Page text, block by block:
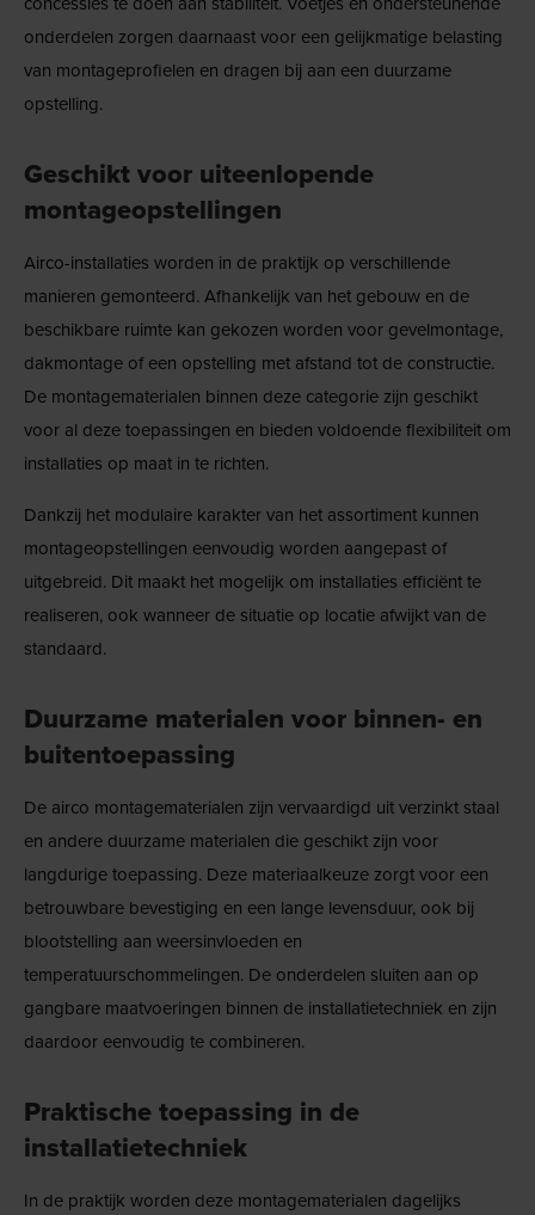
onderdelen zorgen daarnaast voor een gelijkmatige belasting
van montageprofielen en dragen bij aan een duurzame
opstelling.
Geschikt voor uiteenlopende
montageopstellingen
Airco-installaties worden in de praktijk op verschillende
manieren gemonteerd. Afhankelijk van het gebouw en de
beschikbare ruimte kan gekozen worden voor gevelmontage,
dakmontage of een opstelling met afstand tot de constructie.
De montagematerialen binnen deze categorie zijn geschikt
voor al deze toepassingen en bieden voldoende flexibiliteit om
installaties op maat in te richten.
Dankzij het modulaire karakter van het assortiment kunnen
montageopstellingen eenvoudig worden aangepast of
uitgebreid. Dit maakt het mogelijk om installaties efficiënt te
realiseren, ook wanneer de situatie op locatie afwijkt van de
standaard.
Duurzame materialen voor binnen- en
buitentoepassing
De airco montagematerialen zijn vervaardigd uit verzinkt staal
en andere duurzame materialen die geschikt zijn voor
langdurige toepassing. Deze materiaalkeuze zorgt voor een
betrouwbare bevestiging en een lange levensduur, ook bij
blootstelling aan weersinvloeden en
temperatuurschommelingen. De onderdelen sluiten aan op
gangbare maatvoeringen binnen de installatietechniek en zijn
daardoor eenvoudig te combineren.
Praktische toepassing in de
installatietechniek
In de praktijk worden deze montagematerialen dagelijks